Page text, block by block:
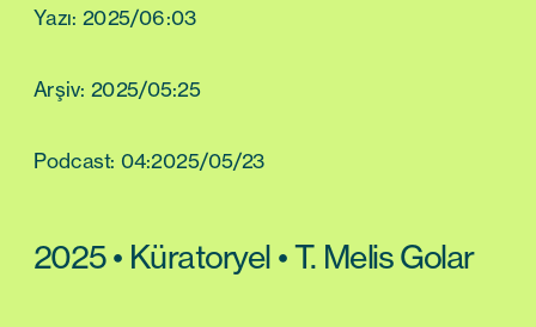
Yazı: 2025/06:03
Arşiv: 2025/05:25
Podcast: 04:2025/05/23
2025 • Küratoryel • T. Melis Golar